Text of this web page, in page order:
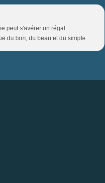
peut s'avérer un régal
du bon, du beau et du simple